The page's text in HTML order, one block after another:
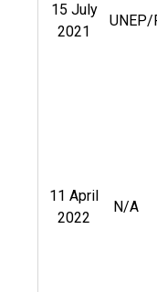
15 July
2021
UNEP/
11 April
2022
N/A